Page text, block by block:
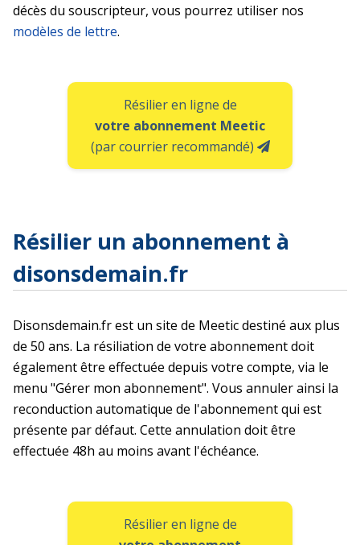
décès du souscripteur, vous pourrez utiliser nos
modèles de lettre.
Résilier en ligne de
votre abonnement Meetic
(par courrier recommandé)
Résilier un abonnement à
disonsdemain.fr
Disonsdemain.fr est un site de Meetic destiné aux plus
de 50 ans. La résiliation de votre abonnement doit
également être effectuée depuis votre compte, via le
menu "Gérer mon abonnement". Vous annuler ainsi la
reconduction automatique de l'abonnement qui est
présente par défaut. Cette annulation doit être
effectuée 48h au moins avant l'échéance.
Résilier en ligne de